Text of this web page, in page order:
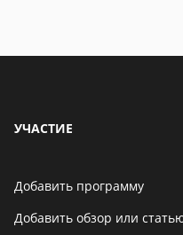
УЧАСТИЕ
Добавить программу
Добавить обзор или